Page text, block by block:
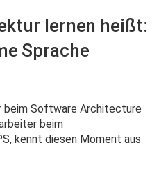
lernen heißt:
Sprache
beim Software Architecture
beim
kennt diesen Moment aus